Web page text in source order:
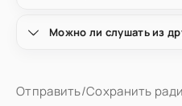
Можно ли слушать из
Отправить/Сохранить